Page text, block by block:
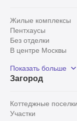
Жилые комплексы
Пентхаусы
Без отделки
В центре Москвы
Рядом с парком
С панорамными
Показать больше
Загород
Коттеджные поселки
Участки